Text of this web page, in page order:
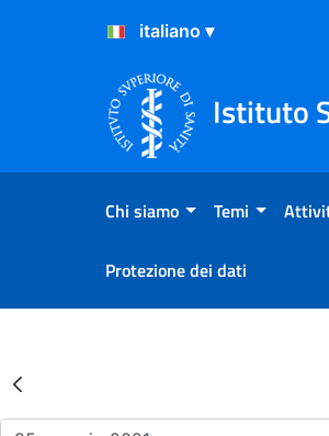
Salta al Contenuto
Salta al Footer
Istituto
Chi siamo Temi
Protezione dei dati
Risultati della